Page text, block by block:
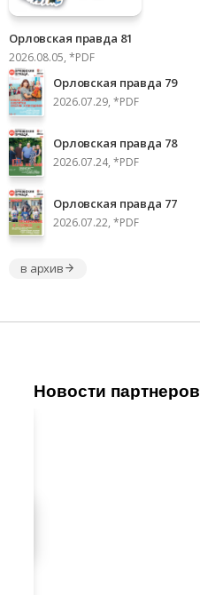
Орловская правда 81
2026.08.05, *PDF
Орловская правда 79
2026.07.29, *PDF
Орловская правда 78
2026.07.24, *PDF
Орловская правда 77
2026.07.22, *PDF
в архив
Новости партнеров